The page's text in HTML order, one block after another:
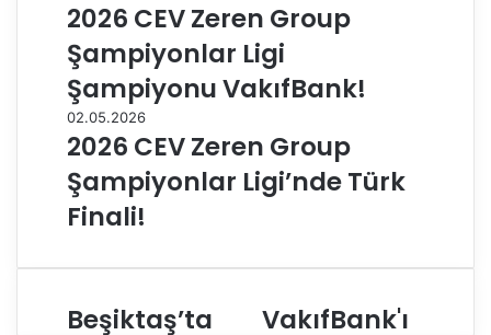
2026 CEV Zeren Group
Şampiyonlar Ligi
Şampiyonu VakıfBank!
02.05.2026
2026 CEV Zeren Group
Şampiyonlar Ligi’nde Türk
Finali!
B
Beşiktaş’ta
V
VakıfBank'ı